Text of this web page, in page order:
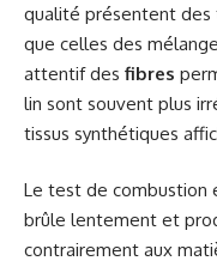
qualité présentent des
que celles des
attentif des fibres
lin sont souvent plus
tissus synthétiques
Le test de combustion
brûle lentement et
contrairement aux